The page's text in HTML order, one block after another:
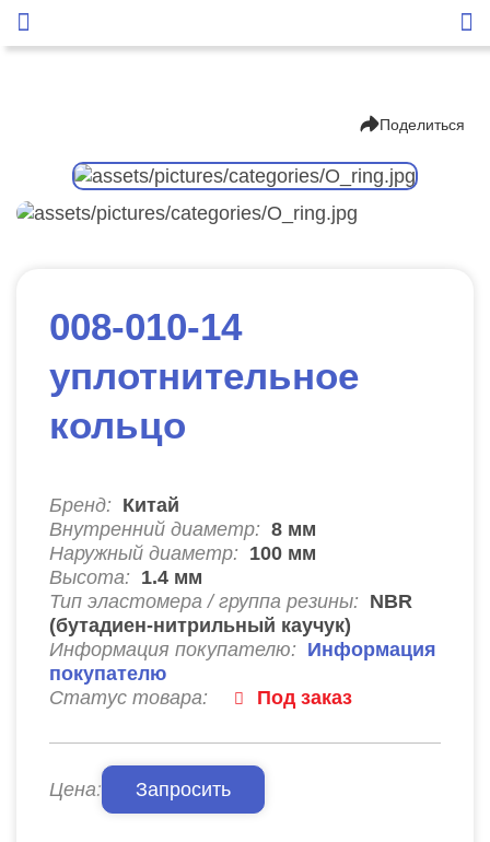
Поделиться
008-010-14
уплотнительное
кольцо
Бренд: Китай
Внутренний диаметр: 8 мм
Наружный диаметр: 100 мм
Высота: 1.4 мм
Тип эластомера / группа резины: NBR
(бутадиен-нитрильный каучук)
Информация покупателю: Информация
покупателю
Статус товара:
Под заказ
Цена: Запросить